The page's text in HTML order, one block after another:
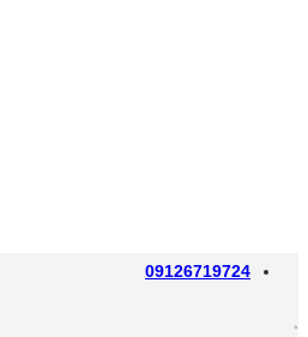
09126719724